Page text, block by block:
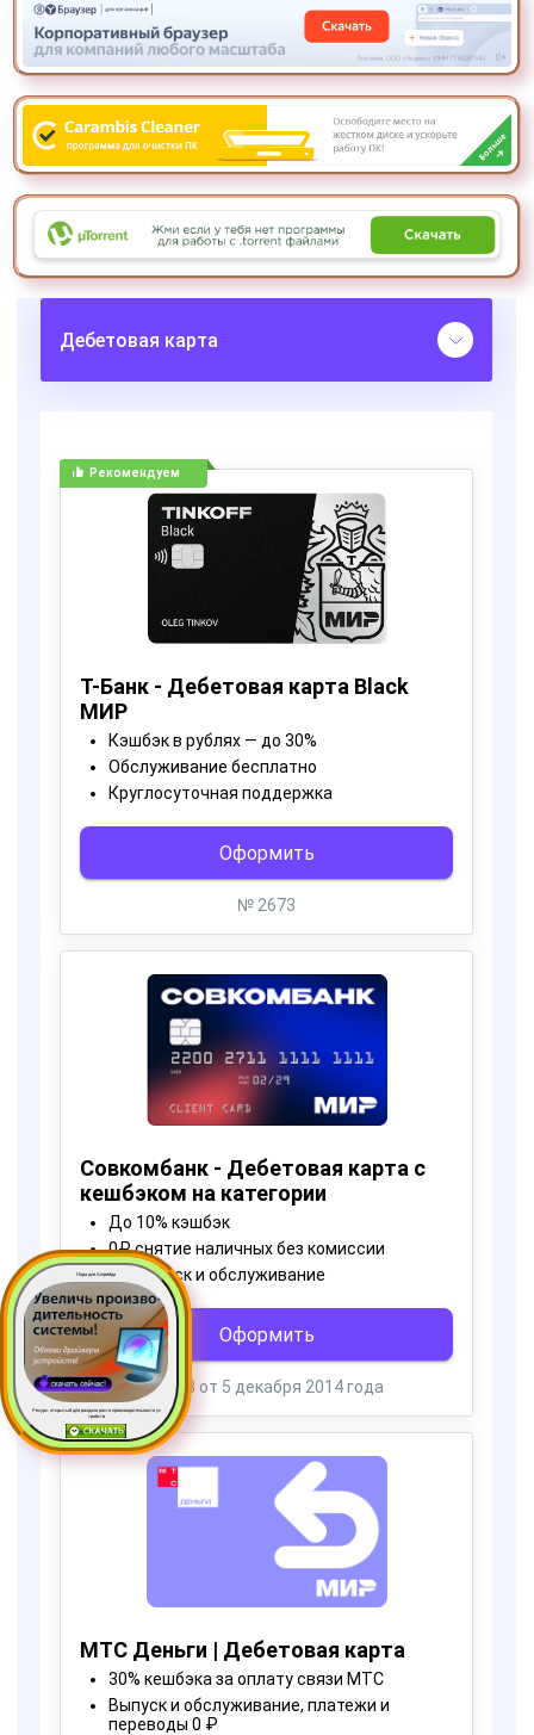
Пора для Апгрейда
Ресурс, открытый для раздачи роста производительности ус
тройств